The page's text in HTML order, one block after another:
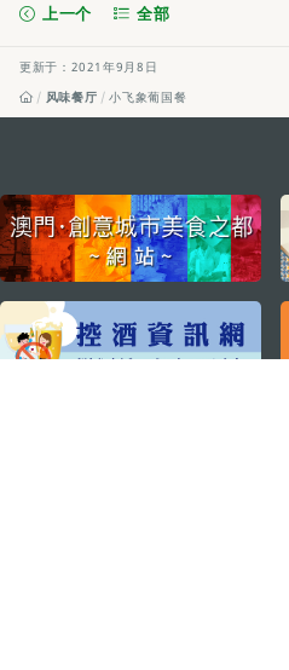
上一个 全部
更新于：2021年9月8日
风味餐厅
小飞象葡国餐
external links